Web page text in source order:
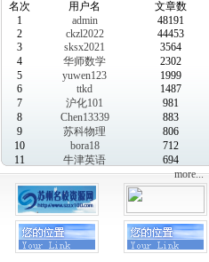
名次 用户名
文章数
1
admin
48191
2
ckzl2022
44453
3
sksx2021
3564
4
华师数学
2302
5
yuwen123
1999
6
ttkd
1487
7
沪化101
981
8
Chen13339
883
9
苏科物理
806
10
bora18
712
11
牛津英语
694
more...